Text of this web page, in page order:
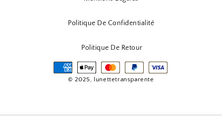
Politique De Confidentialité
Politique De Retour
© 2025, lunettetransparente